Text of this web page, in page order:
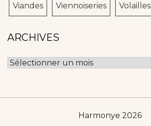
Viandes Viennoiseries Volailles
ARCHIVES
Archives
Harmonye 2026